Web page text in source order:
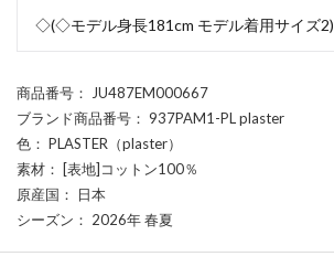
◇(◇モデル身長181cm モデル着用サイズ2)
商品番号 ： JU487EM000667
ブランド商品番号 ： 937PAM1-PL plaster
色 ： PLASTER（plaster）
素材 ： [表地]コットン100％
原産国 ： 日本
シーズン ： 2026年 春夏